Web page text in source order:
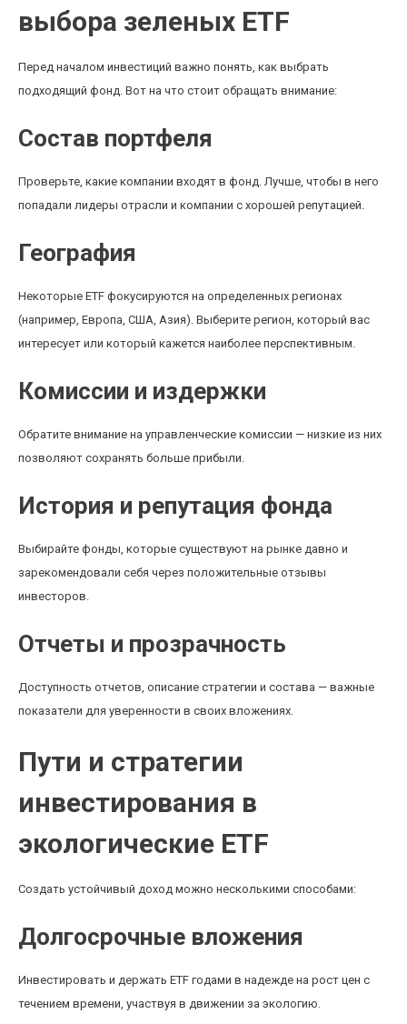
выбора зеленых ETF
Перед началом инвестиций важно понять, как выбрать
подходящий фонд. Вот на что стоит обращать внимание:
Состав портфеля
Проверьте, какие компании входят в фонд. Лучше, чтобы в него
попадали лидеры отрасли и компании с хорошей репутацией.
География
Некоторые ETF фокусируются на определенных регионах
(например, Европа, США, Азия). Выберите регион, который вас
интересует или который кажется наиболее перспективным.
Комиссии и издержки
Обратите внимание на управленческие комиссии — низкие из них
позволяют сохранять больше прибыли.
История и репутация фонда
Выбирайте фонды, которые существуют на рынке давно и
зарекомендовали себя через положительные отзывы
инвесторов.
Отчеты и прозрачность
Доступность отчетов, описание стратегии и состава — важные
показатели для уверенности в своих вложениях.
Пути и стратегии
инвестирования в
экологические ETF
Создать устойчивый доход можно несколькими способами:
Долгосрочные вложения
Инвестировать и держать ETF годами в надежде на рост цен с
течением времени, участвуя в движении за экологию.